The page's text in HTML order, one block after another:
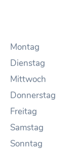
Montag
Dienstag
Mittwoch
Donnerstag
Freitag
Samstag
Sonntag